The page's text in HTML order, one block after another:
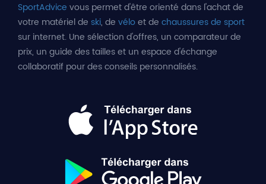
SportAdvice vous permet d'être orienté dans l'achat de
votre matériel de ski, de véloet de chaussures de sport
sur internet. Une sélection d'offres, un comparateur de
prix, un guide des tailles et un espace d'échange
collaboratif pour des conseils personnalisés.